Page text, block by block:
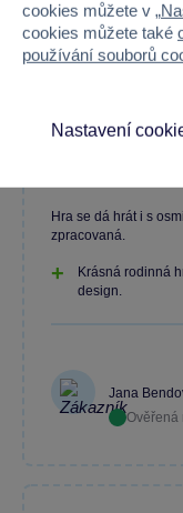
Jana
Ověřená
Hra se dá hrát i s
zpracovaná.
Krásná rodinná
design.
cookies můžete v „
cookies můžete také
používání souborů
Nastavení